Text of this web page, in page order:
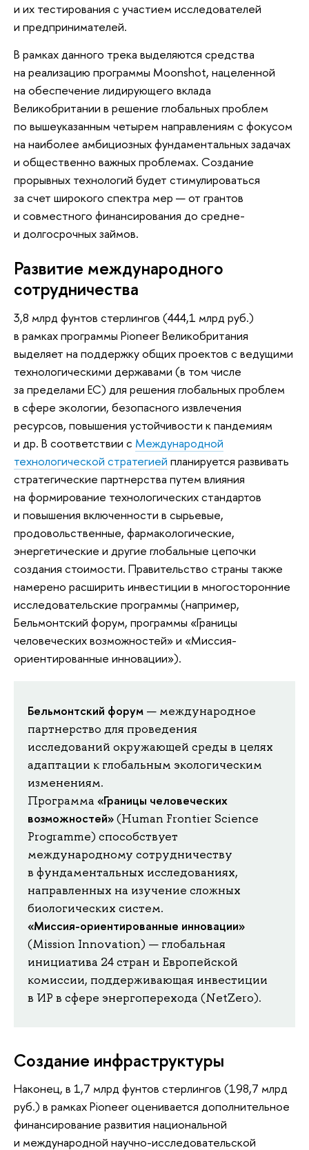
и их тестирования с участием исследователей
и предпринимателей.
В рамках данного трека выделяются средства
на реализацию программы Moonshot, нацеленной
на обеспечение лидирующего вклада
Великобритании в решение глобальных проблем
по вышеуказанным четырем направлениям с фокусом
на наиболее амбициозных фундаментальных задачах
и общественно важных проблемах. Создание
прорывных технологий будет стимулироваться
за счет широкого спектра мер — от грантов
и совместного финансирования до средне-
и долгосрочных займов.
Развитие международного
сотрудничества
3,8 млрд фунтов стерлингов (444,1 млрд руб.)
в рамках программы Pioneer Великобритания
выделяет на поддержку общих проектов с ведущими
технологическими державами (в том числе
за пределами ЕС) для решения глобальных проблем
в сфере экологии, безопасного извлечения
ресурсов, повышения устойчивости к пандемиям
и др. В соответствии с Международной
технологической стратегией планируется развивать
стратегические партнерства путем влияния
на формирование технологических стандартов
и повышения включенности в сырьевые,
продовольственные, фармакологические,
энергетические и другие глобальные цепочки
создания стоимости. Правительство страны также
намерено расширить инвестиции в многосторонние
исследовательские программы (например,
Бельмонтский форум, программы «Границы
человеческих возможностей» и «Миссия-
ориентированные инновации»).
Бельмонтский форум — международное
партнерство для проведения
исследований окружающей среды в целях
адаптации к глобальным экологическим
изменениям.
Программа «Границы человеческих
возможностей»(Human Frontier Science
Programme) способствует
международному сотрудничеству
в фундаментальных исследованиях,
направленных на изучение сложных
биологических систем.
«Миссия-ориентированные инновации»
(Mission Innovation) — глобальная
инициатива 24 стран и Европейской
комиссии, поддерживающая инвестиции
в ИР в сфере энергоперехода (NetZero).
Создание инфраструктуры
Наконец, в 1,7 млрд фунтов стерлингов (198,7 млрд
руб.) в рамках Pioneer оценивается дополнительное
финансирование развития национальной
и международной научно-исследовательской